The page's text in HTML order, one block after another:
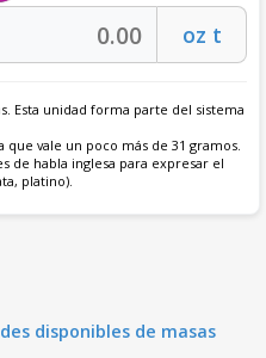
Esta unidad forma parte del sistema
que vale un poco más de 31 gramos.
de habla inglesa para expresar el
platino).
disponibles de masas